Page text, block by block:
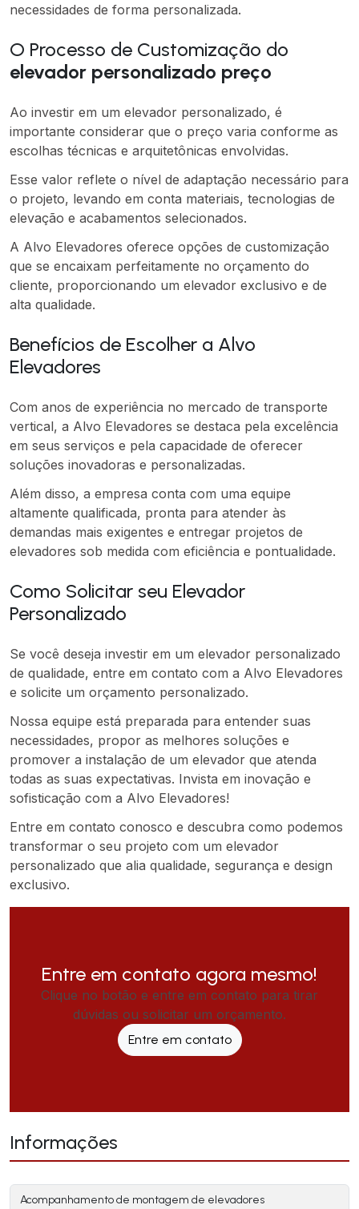
necessidades de forma personalizada.
O Processo de Customização do
elevador personalizado preço
Ao investir em um elevador personalizado, é
importante considerar que o preço varia conforme as
escolhas técnicas e arquitetônicas envolvidas.
Esse valor reflete o nível de adaptação necessário para
o projeto, levando em conta materiais, tecnologias de
elevação e acabamentos selecionados.
A Alvo Elevadores oferece opções de customização
que se encaixam perfeitamente no orçamento do
cliente, proporcionando um elevador exclusivo e de
alta qualidade.
Benefícios de Escolher a Alvo
Elevadores
Com anos de experiência no mercado de transporte
vertical, a Alvo Elevadores se destaca pela excelência
em seus serviços e pela capacidade de oferecer
soluções inovadoras e personalizadas.
Além disso, a empresa conta com uma equipe
altamente qualificada, pronta para atender às
demandas mais exigentes e entregar projetos de
elevadores sob medida com eficiência e pontualidade.
Como Solicitar seu Elevador
Personalizado
Se você deseja investir em um elevador personalizado
de qualidade, entre em contato com a Alvo Elevadores
e solicite um orçamento personalizado.
Nossa equipe está preparada para entender suas
necessidades, propor as melhores soluções e
promover a instalação de um elevador que atenda
todas as suas expectativas. Invista em inovação e
sofisticação com a Alvo Elevadores!
Entre em contato conosco e descubra como podemos
transformar o seu projeto com um elevador
personalizado que alia qualidade, segurança e design
exclusivo.
Entre em contato agora mesmo!
Clique no botão e entre em contato para tirar
dúvidas ou solicitar um orçamento.
Entre em contato
Informações
Acompanhamento de montagem de elevadores